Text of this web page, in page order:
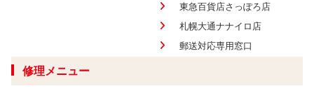
東急百貨店さっぽろ店
札幌大通ナナイロ店
郵送対応専用窓口
修理メニュー